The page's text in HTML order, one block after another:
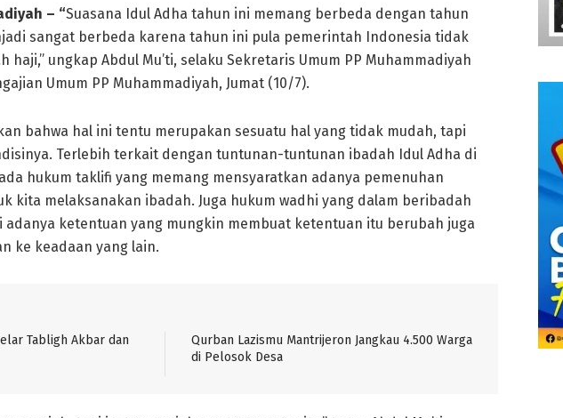
– “Suasana Idul Adha tahun ini memang berbeda dengan tahun
sangat berbeda karena tahun ini pula pemerintah Indonesia tidak
haji,” ungkap Abdul Mu’ti, selaku Sekretaris Umum PP Muhammadiyah
Umum PP Muhammadiyah, Jumat (10/7).
bahwa hal ini tentu merupakan sesuatu hal yang tidak mudah, tapi
Terlebih terkait dengan tuntunan-tuntunan ibadah Idul Adha di
hukum taklifi yang memang mensyaratkan adanya pemenuhan
kita melaksanakan ibadah. Juga hukum wadhi yang dalam beribadah
ketentuan yang mungkin membuat ketentuan itu berubah juga
ke keadaan yang lain.
Tabligh Akbar dan
Qurban Lazismu Mantrijeron Jangkau 4.500 Warga
di Pelosok Desa